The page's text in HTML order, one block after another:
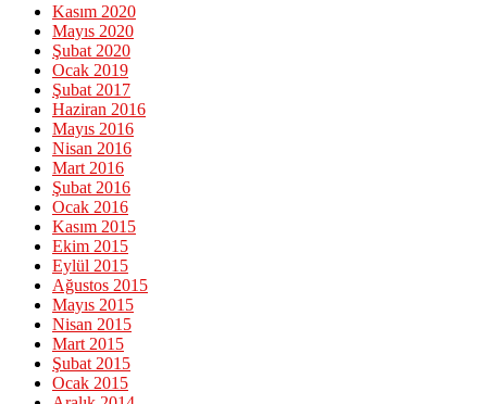
Kasım 2020
Mayıs 2020
Şubat 2020
Ocak 2019
Şubat 2017
Haziran 2016
Mayıs 2016
Nisan 2016
Mart 2016
Şubat 2016
Ocak 2016
Kasım 2015
Ekim 2015
Eylül 2015
Ağustos 2015
Mayıs 2015
Nisan 2015
Mart 2015
Şubat 2015
Ocak 2015